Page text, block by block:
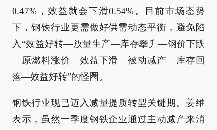
0.47%，效益就会下滑0.54%。目前市场态势
下，钢铁行业更需做好供需动态平衡，避免陷
入“效益好转—放量生产—库存攀升—钢价下跌
—原燃料涨价—效益下滑—被动减产—库存回
落—效益好转”的怪圈。
钢铁行业现已迈入减量提质转型关键期。姜维
表示，虽然一季度钢铁企业通过主动减产来消